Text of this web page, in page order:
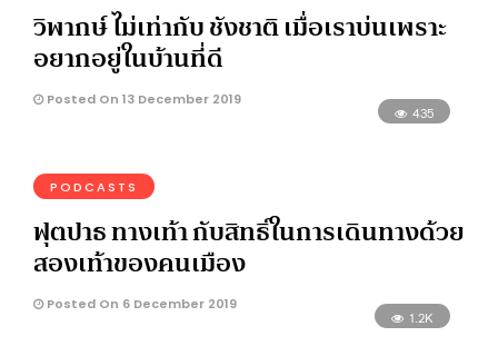
วิพากษ์ ไม่เท่ากับ ชังชาติ เมื่อเราบ่นเพราะ
อยากอยู่ในบ้านที่ดี
Posted On 13 December 2019
435
PODCASTS
ฟุตปาธ ทางเท้า กับสิทธิ์ในการเดินทางด้วย
สองเท้าของคนเมือง
Posted On 6 December 2019
1.2K